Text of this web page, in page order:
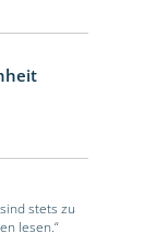
stets zu
lesen.“